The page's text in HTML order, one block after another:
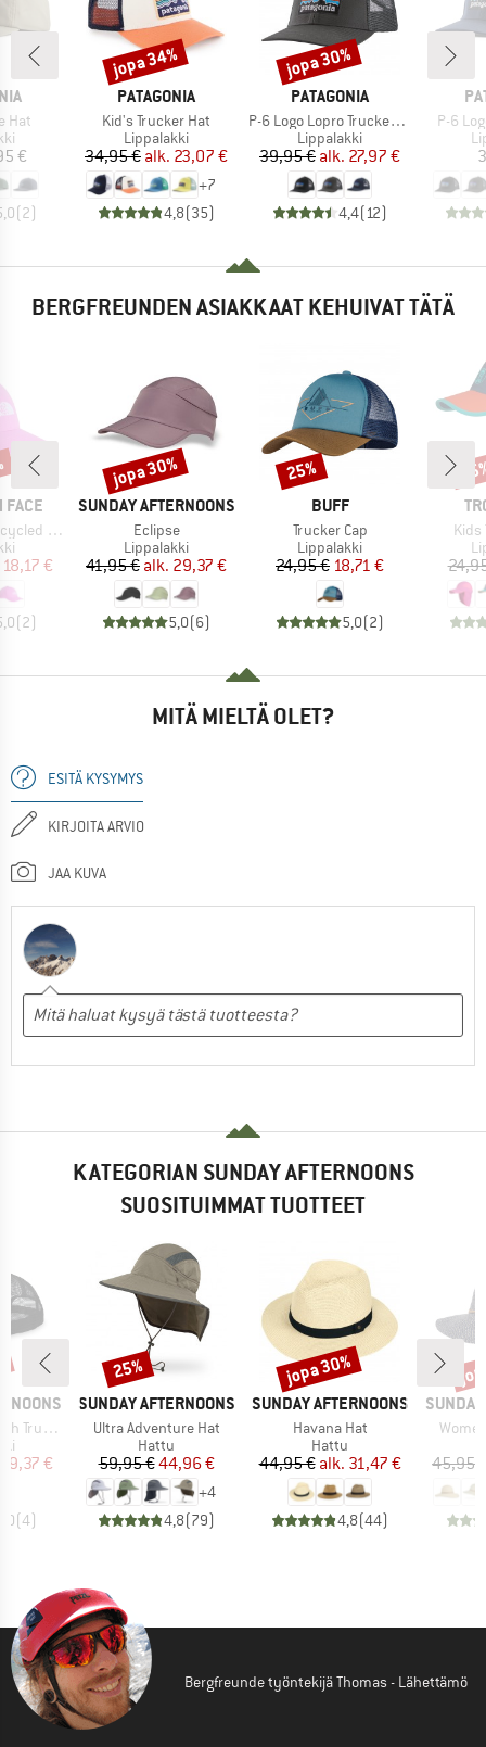
Hat
€
(2)
MERKKI
PATAGONIA
Tuote
Kid's Trucker Hat
Tuoteryhmä
Lippalakki
Hinta
34,95 € Alennettu hinta
alk. 23,07 €
+7
4,8(35)
Alennus
jopa 34%
MERKKI
PATAGONIA
Tuote
P-6 Logo Lopro Trucker Hat
Tuoteryhmä
Lippalakki
Hinta
39,95 € Alennettu hinta
alk. 27,97 €
4,4(12)
Alennus
jopa 30%
Tuote
P-6
BERGFREUNDEN ASIAKKAAT KEHUIVAT TÄTÄ
FACE
66 Hat
hinta
18,17 €
(2)
MERKKI
SUNDAY AFTERNOONS
Tuote
Eclipse
Tuoteryhmä
Lippalakki
Hinta
41,95 € Alennettu hinta
alk. 29,37 €
5,0(6)
Alennus
jopa 30%
MERKKI
BUFF
Tuote
Trucker Cap
Tuoteryhmä
Lippalakki
Hinta
24,95 €Alennettu hinta
18,71 €
5,0(2)
Alennus
25%
Tuote
Kids
MITÄ MIELTÄ OLET?
ESITÄ KYSYMYS
KIRJOITA ARVIO
JAA KUVA
KATEGORIAN SUNDAY AFTERNOONS
SUOSITUIMMAT TUOTTEET
hinta
29,37 €
(4)
MERKKI
SUNDAY AFTERNOONS
Tuote
Ultra Adventure Hat
Tuoteryhmä
Hattu
Hinta
59,95 €Alennettu hinta
44,96 €
+4
4,8(79)
Alennus
25%
MERKKI
SUNDAY AFTERNOONS
Tuote
Havana Hat
Tuoteryhmä
Hattu
Hinta
44,95 € Alennettu hinta
alk. 31,47 €
4,8(44)
Alennus
jopa 30%
MERKKI
Tuote
45,95
Bergfreunde työntekijä Thomas - Lähettämö